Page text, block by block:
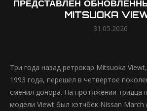
ПРЕДСТАВЛЕН
MITSUOKA
31.05.2026
Три года назад ретрокар Mitsuoka
1993 года, перешел в четвертое
сменил донора. На протяжении
модели Viewt был хэтчбек Nissan